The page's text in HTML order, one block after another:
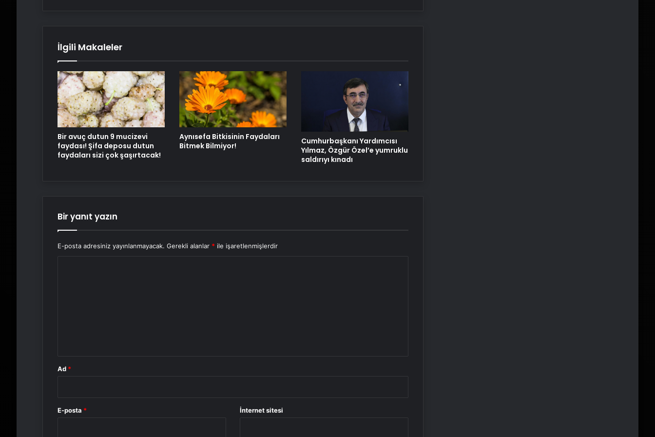
İlgili Makaleler
Bir avuç dutun 9 mucizevi
faydası! Şifa deposu dutun
faydaları sizi çok şaşırtacak!
Aynısefa Bitkisinin Faydaları
Bitmek Bilmiyor!
Cumhurbaşkanı Yardımcısı
Yılmaz, Özgür Özel’e yumruklu
saldırıyı kınadı
Bir yanıt yazın
E-posta adresiniz yayınlanmayacak. Gerekli alanlar * ile işaretlenmişlerdir
Ad *
E-posta * İnternet sitesi